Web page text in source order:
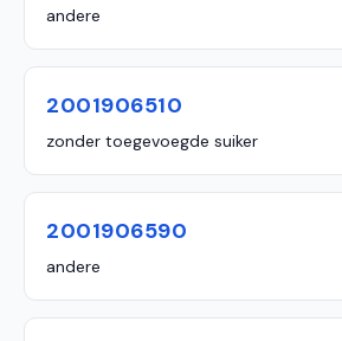
andere
2001906510
zonder toegevoegde suiker
2001906590
andere